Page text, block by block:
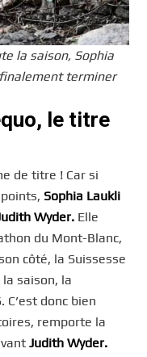
la saison, Sophia
finalement terminer
le titre
de titre ! Car si
Sophia Laukli
Wyder. Elle
du Mont-Blanc,
côté, la Suissesse
saison, la
donc bien
remporte la
Judith Wyder.